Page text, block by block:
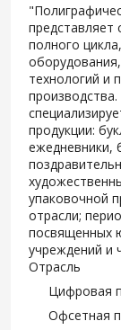
представляет
полного
технологий и
продукции:
ежедневники,
упаковочной
отрасли;
посвященных
учреждений и
Отрасль
Цифровая
Офсетная